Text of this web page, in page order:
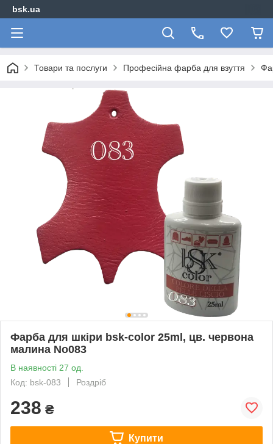
bsk.ua
Товари та послуги Професійна фарба для взуття
Фарба для шкіри bsk-color 25ml, цв. червона
малина No083
В наявності 27 од.
Код: bsk-083
Роздріб
238 ₴
Купити